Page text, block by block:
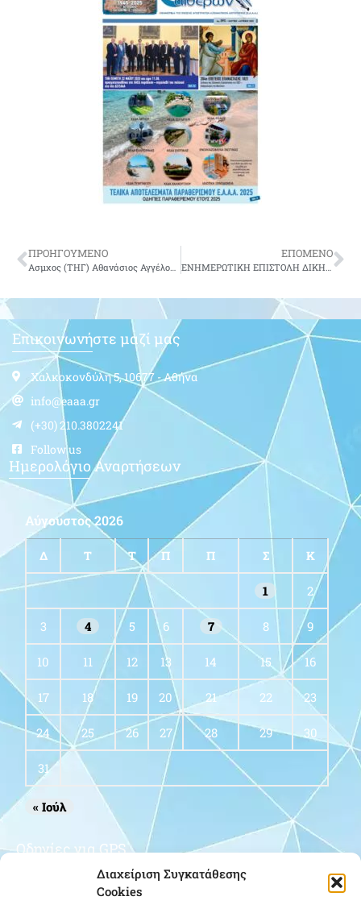
Διαχείριση Συγκατάθεσης
Cookies
ΠΡΟΗΓΟΥΜΕΝΟ
Ασμχος (ΤΗΓ) Αθανάσιος Αγγέλου-δεν είναι πια μαζί μας
ΕΠΟΜΕΝΟ
ΕΝΗΜΕΡΩΤΙΚΗ ΕΠΙΣΤΟΛΗ ΔΙΚΗΓΟΡΙΚΟΥ ΓΡΑΦΕΙΟΥ για δικαστική διεκδίκηση της Εισφοράς Αλληλεγγύης Συνταξιούχων (ΕΑΣ)
Επικοινωνήστε μαζί μας
Χαλκοκονδύλη 5, 10677 - Αθήνα
info@eaaa.gr
(+30) 210.3802241
Follow us
Ημερολόγιο Αναρτήσεων
Αύγουστος 2026
Δ Τ Τ Π Π Σ Κ
1 2
3 4 5 6 7 8 9
10 11 12 13 14 15 16
17 18 19 20 21 22 23
24 25 26 27 28 29 30
31
« Ιούλ
Οδηγίες για GPS